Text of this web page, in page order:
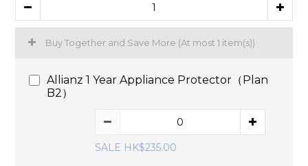
Buy Together and Save More (At most 1 item(s))
Allianz 1 Year Appliance Protector（Plan
B2）
SALE HK$235.00